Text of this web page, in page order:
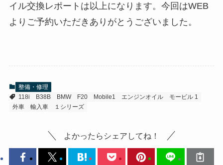
イル交換レポートは以上になります。今回はWEB
よりご予約いただきありがとうございました。
整備・修理
118i
B38B BMW F20 Mobile1 エンジンオイル
モービル 1
外車
輸入車 １シリーズ
よかったらシェアしてね！